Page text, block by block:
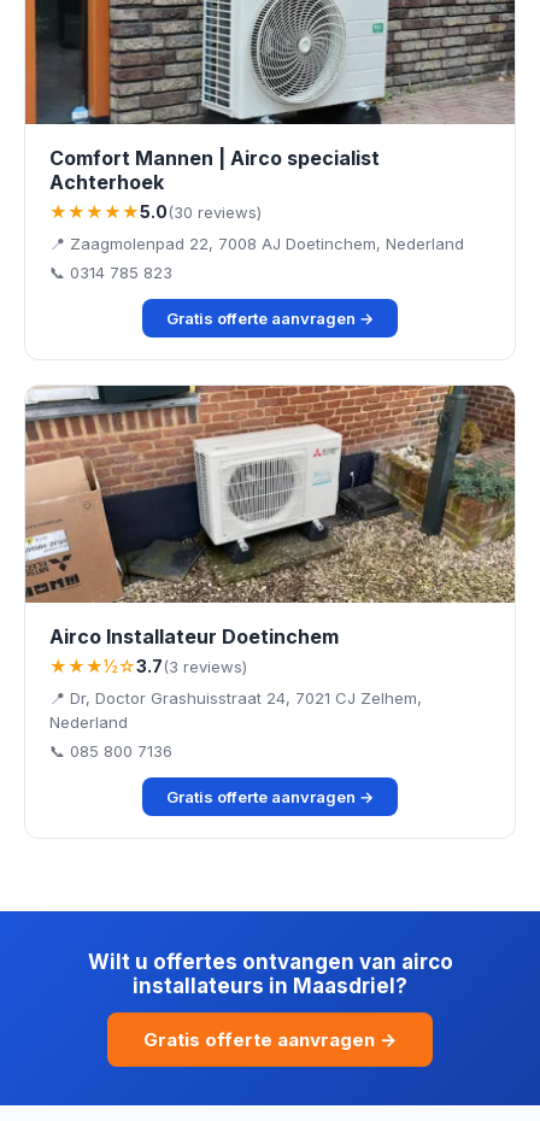
Comfort Mannen | Airco specialist
Achterhoek
★★★★★5.0(30 reviews)
📍 Zaagmolenpad 22, 7008 AJ Doetinchem, Nederland
📞 0314 785 823
Gratis offerte aanvragen →
Airco Installateur Doetinchem
★★★½☆3.7(3 reviews)
📍 Dr, Doctor Grashuisstraat 24, 7021 CJ Zelhem,
Nederland
📞 085 800 7136
Gratis offerte aanvragen →
Wilt u offertes ontvangen van airco
installateurs in Maasdriel?
Gratis offerte aanvragen →